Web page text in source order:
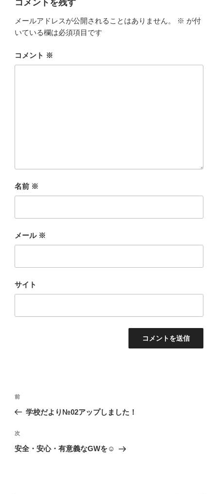
コメントを残す
メールアドレスが公開されることはありません。 ※ が付
いている欄は必須項目です
コメント ※
名前 ※
メール ※
サイト
投
ビ
ゲ
前
の
稿
前
学校だより№02アップしました！
次
の
次
安全・安心・有意義なGWを☺